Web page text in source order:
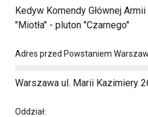
Kedyw Komendy Głównej
"Miotła" - pluton "Czarnego"
Adres przed Powstaniem
Warszawa ul. Marii Kazimiery
Oddział: